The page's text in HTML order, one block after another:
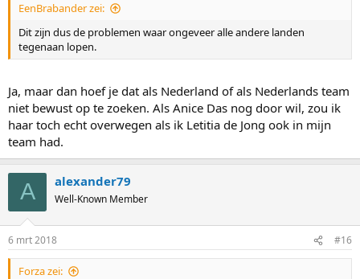
EenBrabander zei:
Dit zijn dus de problemen waar ongeveer alle andere landen
tegenaan lopen.
Ja, maar dan hoef je dat als Nederland of als Nederlands team
niet bewust op te zoeken. Als Anice Das nog door wil, zou ik
haar toch echt overwegen als ik Letitia de Jong ook in mijn
team had.
A alexander79
Well-Known Member
6 mrt 2018 #16
Forza zei: